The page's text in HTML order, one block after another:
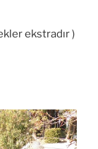
ekstradır )